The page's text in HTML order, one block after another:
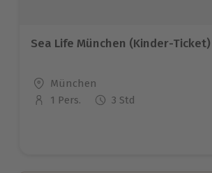
Sea Life München (Kinder-Ticket)
Standort
München
Anzahl der Teilnehmer
1 Pers. 3 Std